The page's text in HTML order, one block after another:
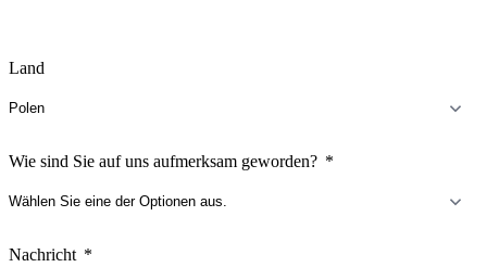
Land
Wie sind Sie auf uns aufmerksam geworden?
Nachricht